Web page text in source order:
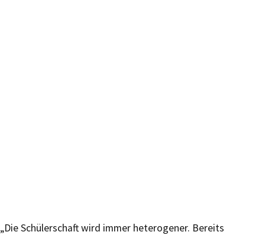
„Die Schülerschaft wird immer heterogener. Bereits